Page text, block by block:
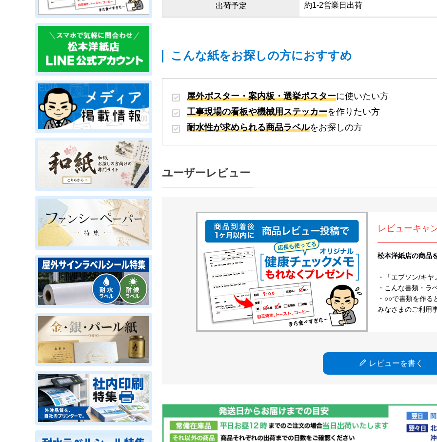
出荷予定 約1-2営業日出荷
こんな紙をお探しの方におすすめ
屋外ポスター・案内板・選挙ポスターに使いたい方
工事現場の看板や機械用ステッカーを作りたい方
耐水性が求められる商品ラベルをお探しの方
ユーザーレビュー
レビューキャ
松本洋紙店の商品
・「エプソン/キ
・こんな書類・ラ
・○○で書類を作
みなさまのご利用
レビューを書く